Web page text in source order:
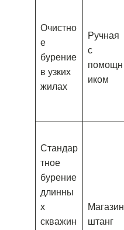
Очистно
е
бурение
в узких
жилах
Ручная
с
помощн
иком
Стандар
тное
бурение
длинны
х
скважин
Магазин
штанг